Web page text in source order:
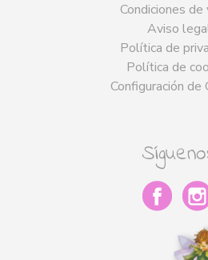
Condiciones
Aviso
Política de
Política de
Configuración de